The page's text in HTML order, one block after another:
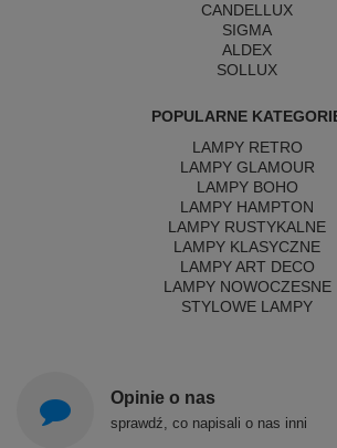
CANDELLUX
SIGMA
ALDEX
SOLLUX
POPULARNE
LAMPY RETRO
LAMPY GLAMOUR
LAMPY BOHO
LAMPY HAMPTON
LAMPY RUSTYKALNE
LAMPY KLASYCZNE
LAMPY ART DECO
LAMPY NOWOCZESNE
STYLOWE LAMPY
Opinie o nas
sprawdź, co napisali o nas inni